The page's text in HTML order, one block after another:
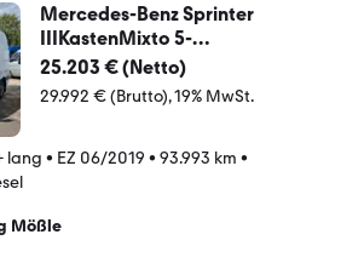
Mercedes-Benz Sprinter
IIIKastenMixto 5-
Sitzer311/314/316 CDI
25.203 € (Netto)
29.992 € (Brutto) 19% MwSt.
lang • EZ 06/2019 • 93.993 km •
Mößle